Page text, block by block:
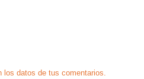
los datos de tus comentarios.